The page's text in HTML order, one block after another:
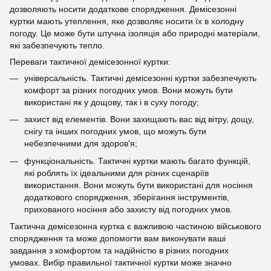
дозволяють носити додаткове спорядження. Демісезонні
куртки мають утеплення, яке дозволяє носити їх в холодну
погоду. Це може бути штучна ізоляція або природні матеріали,
які забезпечують тепло.
Переваги тактичної демісезонної куртки:
універсальність. Тактичні демісезонні куртки забезпечують
комфорт за різних погодних умов. Вони можуть бути
використані як у дощову, так і в суху погоду;
захист від елементів. Вони захищають вас від вітру, дощу,
снігу та інших погодних умов, що можуть бути
небезпечними для здоров'я;
функціональність. Тактичні куртки мають багато функцій,
які роблять їх ідеальними для різних сценаріїв
використання. Вони можуть бути використані для носіння
додаткового спорядження, зберігання інструментів,
прихованого носіння або захисту від погодних умов.
Тактична демісезонна куртка є важливою частиною військового
спорядження та може допомогти вам виконувати ваші
завдання з комфортом та надійністю в різних погодних
умовах. Вибір правильної тактичної куртки може значно